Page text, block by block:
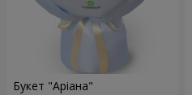
Букет "Аріана"